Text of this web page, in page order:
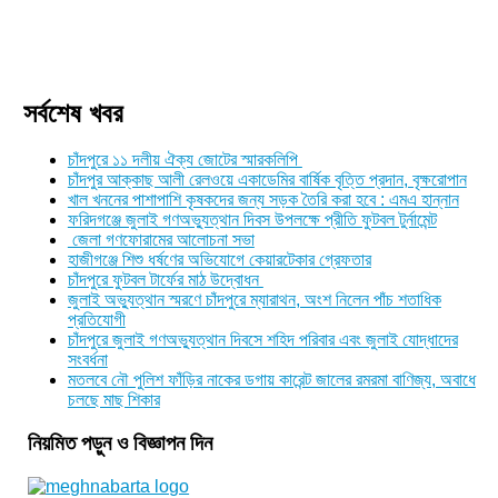
সর্বশেষ খবর
চাঁদপুরে ১১ দলীয় ঐক্য জোটের স্মারকলিপি
চাঁদপুর আক্কাছ আলী রেলওয়ে একাডেমির বার্ষিক বৃত্তি প্রদান, বৃক্ষরোপান
খাল খননের পাশাপাশি কৃষকদের জন্য সড়ক তৈরি করা হবে : এমএ হান্নান
ফরিদগঞ্জে জুলাই গণঅভ্যুত্থান দিবস উপলক্ষে প্রীতি ফুটবল টুর্নামেন্ট
জেলা গণফোরামের আলোচনা সভা
হাজীগঞ্জে শিশু ধর্ষণের অভিযোগে কেয়ারটেকার গ্রেফতার
চাঁদপুরে ফুটবল টার্ফের মাঠ উদ্বোধন
জুলাই অভ্যুত্থান স্মরণে চাঁদপুরে ম্যারাথন, অংশ নিলেন পাঁচ শতাধিক
প্রতিযোগী
চাঁদপুরে জুলাই গণঅভ্যুত্থান দিবসে শহিদ পরিবার এবং জুলাই যোদ্ধাদের
সংবর্ধনা
মতলবে নৌ পুলিশ ফাঁড়ির নাকের ডগায় কারেন্ট জালের রমরমা বাণিজ্য, অবাধে
চলছে মাছ শিকার
নিয়মিত পড়ুন ও বিজ্ঞাপন দিন